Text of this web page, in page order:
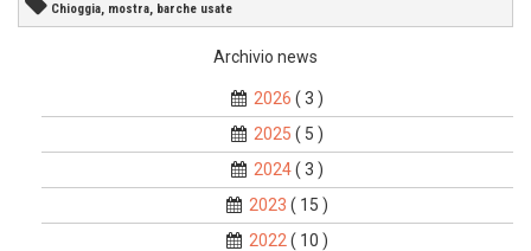
Chioggia, mostra, barche usate
Archivio news
2026 ( 3 )
2025 ( 5 )
2024( 3 )
2023 ( 15 )
2022 ( 10 )